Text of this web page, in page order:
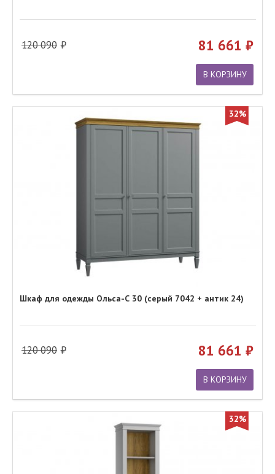
120 090 81 661
В КОРЗИНУ
32%
Шкаф для одежды Ольса-С 30 (серый 7042 + антик 24)
120 090 81 661
В КОРЗИНУ
32%